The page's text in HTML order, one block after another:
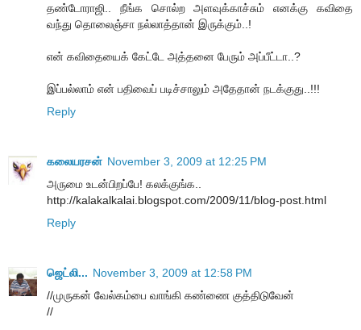
தண்டோராஜி.. நீங்க சொல்ற அளவுக்காச்சும் எனக்கு கவிதை
வந்து தொலைஞ்சா நல்லாத்தான் இருக்கும்..!
என் கவிதையைக் கேட்டே அத்தனை பேரும் அப்பீட்டா..?
இப்பல்லாம் என் பதிவைப் படிச்சாலும் அதேதான் நடக்குது..!!!
Reply
கலையரசன் November 3, 2009 at 12:25 PM
அருமை உடன்பிறப்பே! கலக்குங்க..
http://kalakalkalai.blogspot.com/2009/11/blog-post.html
Reply
ஜெட்லி... November 3, 2009 at 12:58 PM
//முருகன் வேல்கம்பை வாங்கி கண்ணை குத்திடுவேன்
//